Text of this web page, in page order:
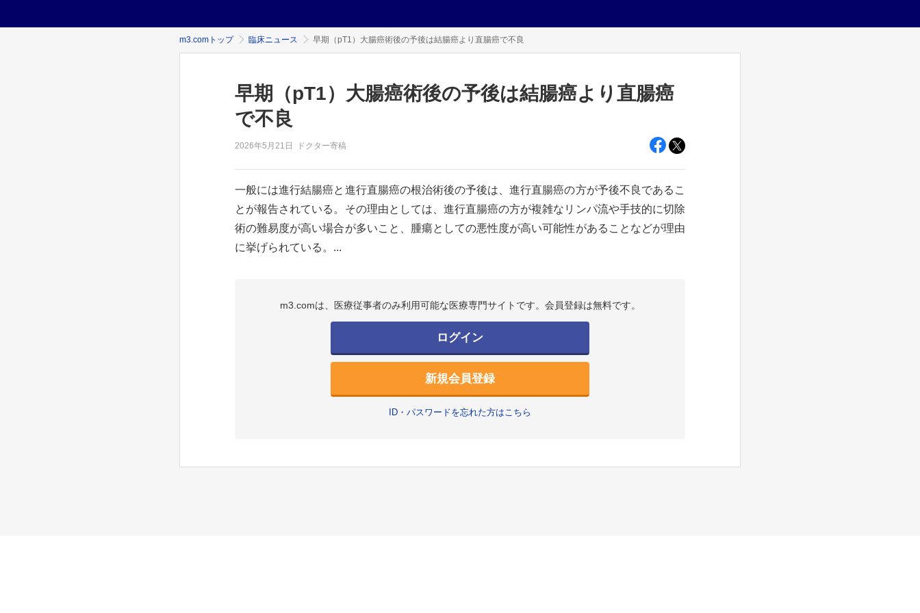
m3.comトップ 臨床ニュース 早期（pT1）大腸癌術後の予後は結腸癌より直腸癌で不良
早期（pT1）大腸癌術後の予後は結腸癌より直腸癌
で不良
2026年5月21日 ドクター寄稿
一般には進行結腸癌と進行直腸癌の根治術後の予後は、進行直腸癌の方が予後不良であるこ
とが報告されている。その理由としては、進行直腸癌の方が複雑なリンパ流や手技的に切除
術の難易度が高い場合が多いこと、腫瘍としての悪性度が高い可能性があることなどが理由
に挙げられている。...
m3.comは、医療従事者のみ利用可能な医療専門サイトです。会員登録は無料です。
ログイン
新規会員登録
ID・パスワードを忘れた方はこちら